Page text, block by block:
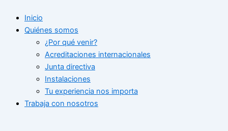
contenido
Inicio
Quiénes somos
¿Por qué venir?
Acreditaciones internacionales
Junta directiva
Instalaciones
Tu experiencia nos importa
Trabaja con nosotros